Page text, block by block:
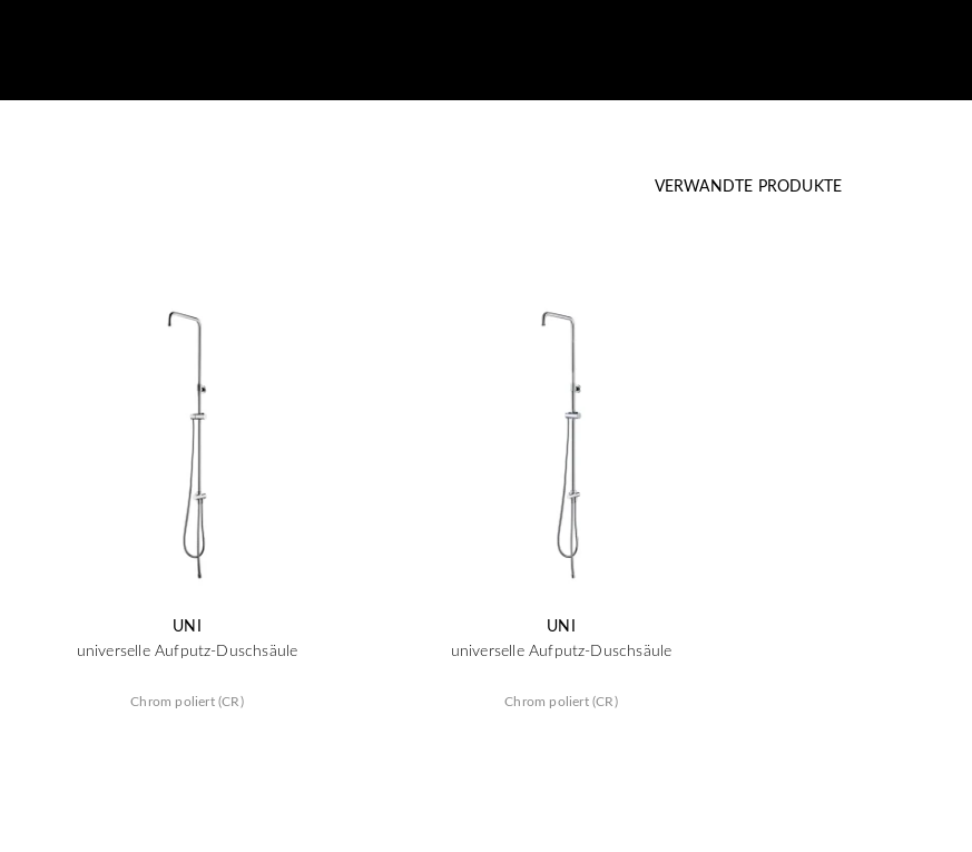
VERWANDTE PRODUKTE
UNI
universelle Aufputz-Duschsäule
Chrom poliert (CR)
UNI
universelle Aufputz-Duschsäule
Chrom poliert (CR)